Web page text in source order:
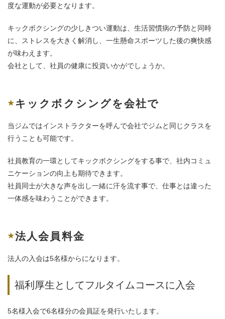
度な運動が必要となります。
キックボクシングの少しきつい運動は、生活習慣病の予防と同時
に、ストレスを大きく解消し、一生懸命スポーツした後の爽快感
が味わえます。
会社として、社員の健康に投資いかがでしょうか。
キックボクシングを会社で
当ジムではインストラクターを呼んで会社でジムと同じクラスを
行うことも可能です。
社員教育の一環としてキックボクシングをする事で、社内コミュ
ニケーションの向上も期待できます。
社員同士が大きな声を出し一緒に汗を流す事で、仕事とは違った
一体感を味わうことができます。
法人会員料金
法人の入会は5名様からになります。
福利厚生としてフルタイムコースに入会
5名様入会で6名様分の会員証を発行いたします。